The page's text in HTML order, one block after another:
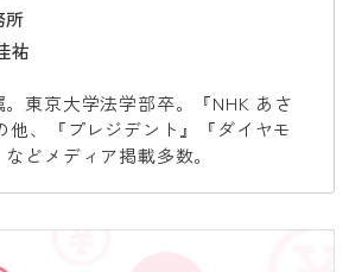
所
祐
東京大学法学部卒。『NHK あさ
他、『プレジデント』『ダイヤモ
どメディア掲載多数。